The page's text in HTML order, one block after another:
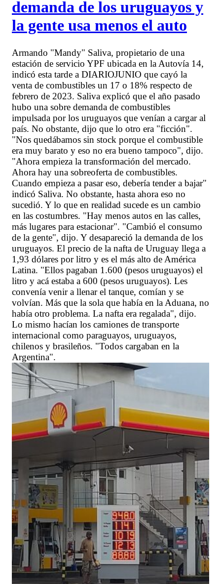
demanda de los uruguayos y
la gente usa menos el auto
Armando "Mandy" Saliva, propietario de una
estación de servicio YPF ubicada en la Autovía 14,
indicó esta tarde a DIARIOJUNIO que cayó la
venta de combustibles un 17 o 18% respecto de
febrero de 2023. Saliva explicó que el año pasado
hubo una sobre demanda de combustibles
impulsada por los uruguayos que venían a cargar al
país. No obstante, dijo que lo otro era "ficción".
"Nos quedábamos sin stock porque el combustible
era muy barato y eso no era bueno tampoco", dijo.
"Ahora empieza la transformación del mercado.
Ahora hay una sobreoferta de combustibles.
Cuando empieza a pasar eso, debería tender a bajar"
indicó Saliva. No obstante, hasta ahora eso no
sucedió. Y lo que en realidad sucede es un cambio
en las costumbres. "Hay menos autos en las calles,
más lugares para estacionar". "Cambió el consumo
de la gente", dijo. Y desapareció la demanda de los
uruguayos. El precio de la nafta de Uruguay llega a
1,93 dólares por litro y es el más alto de América
Latina. "Ellos pagaban 1.600 (pesos uruguayos) el
litro y acá estaba a 600 (pesos uruguayos). Les
convenía venir a llenar el tanque, comían y se
volvían. Más que la sola que había en la Aduana, no
había otro problema. La nafta era regalada", dijo.
Lo mismo hacían los camiones de transporte
internacional como paraguayos, uruguayos,
chilenos y brasileños. "Todos cargaban en la
Argentina".